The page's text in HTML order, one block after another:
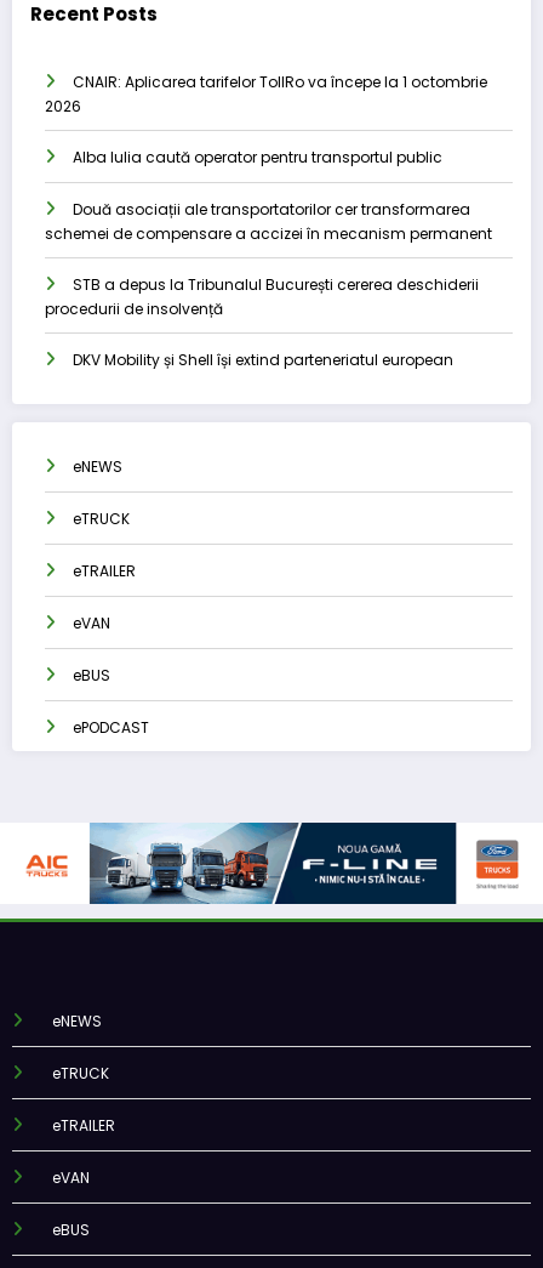
Recent Posts
CNAIR: Aplicarea tarifelor TollRo va începe la 1 octombrie
2026
Alba Iulia caută operator pentru transportul public
Două asociații ale transportatorilor cer transformarea
schemei de compensare a accizei în mecanism permanent
STB a depus la Tribunalul București cererea deschiderii
procedurii de insolvență
DKV Mobility și Shell își extind parteneriatul european
eNEWS
eTRUCK
eTRAILER
eVAN
eBUS
ePODCAST
eNEWS
eTRUCK
eTRAILER
eVAN
eBUS